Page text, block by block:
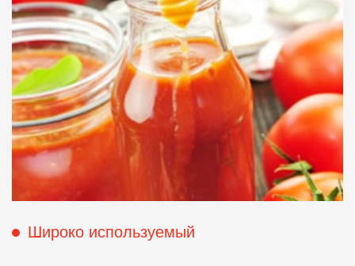
Широко используемый